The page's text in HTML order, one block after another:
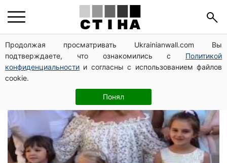
Продолжая просматривать Ukrainianwall.com Вы
подтверждаете, что ознакомились с Политикой
конфиденциальности и согласны с использованием файлов
cookie.
Понял
Кристина Орбакайте